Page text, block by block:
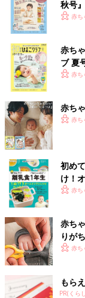
秋号
いっ赤ち
赤ち
ブ 夏
く！赤ち
赤ち
赤ち
初め
け！
赤ち
赤ち
りが
赤ち
もら
PR(くら